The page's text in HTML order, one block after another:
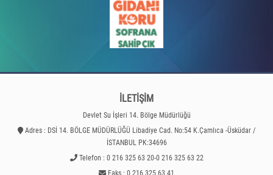
İLETİŞİM
Devlet Su İşleri 14. Bölge Müdürlüğü
Adres : DSİ 14. BÖLGE MÜDÜRLÜĞÜ Libadiye Cad. No:54 K.Çamlıca -Üsküdar /
İSTANBUL PK:34696
Telefon : 0 216 325 63 20-0 216 325 63 22